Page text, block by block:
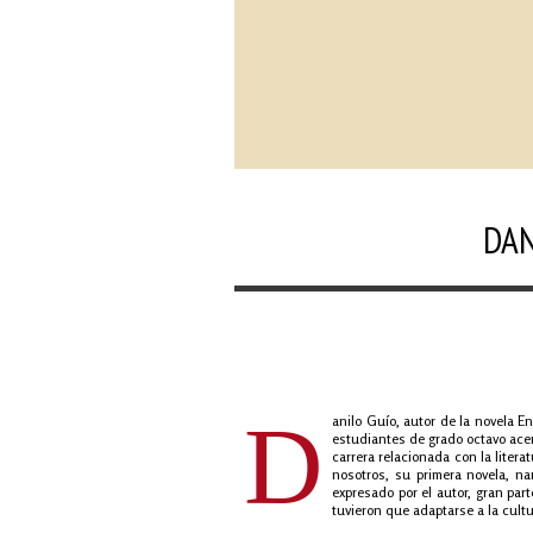
D
anilo Guío, autor de la novela
estudiantes de grado octavo
carrera relacionada con la
nosotros, su primera novela,
expresado por el autor, gran
tuvieron que adaptarse a la